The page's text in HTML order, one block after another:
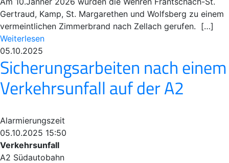
Gertraud, Kamp, St. Margarethen und Wolfsberg zu einem
vermeintlichen Zimmerbrand nach Zellach gerufen. […]
Weiterlesen
05.10.2025
Sicherungsarbeiten nach einem
Verkehrsunfall auf der A2
Alarmierungszeit
05.10.2025 15:50
Verkehrsunfall
A2 Südautobahn